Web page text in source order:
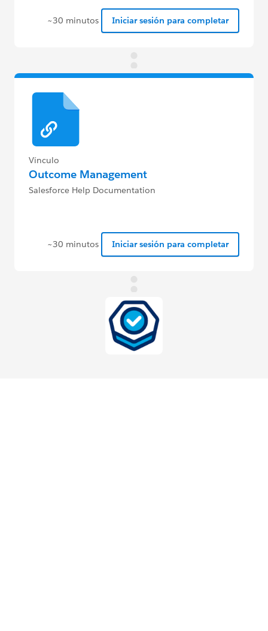
~30 minutos Iniciar sesión para completar
Vínculo
Outcome Management
Salesforce Help Documentation
~30 minutos Iniciar sesión para completar